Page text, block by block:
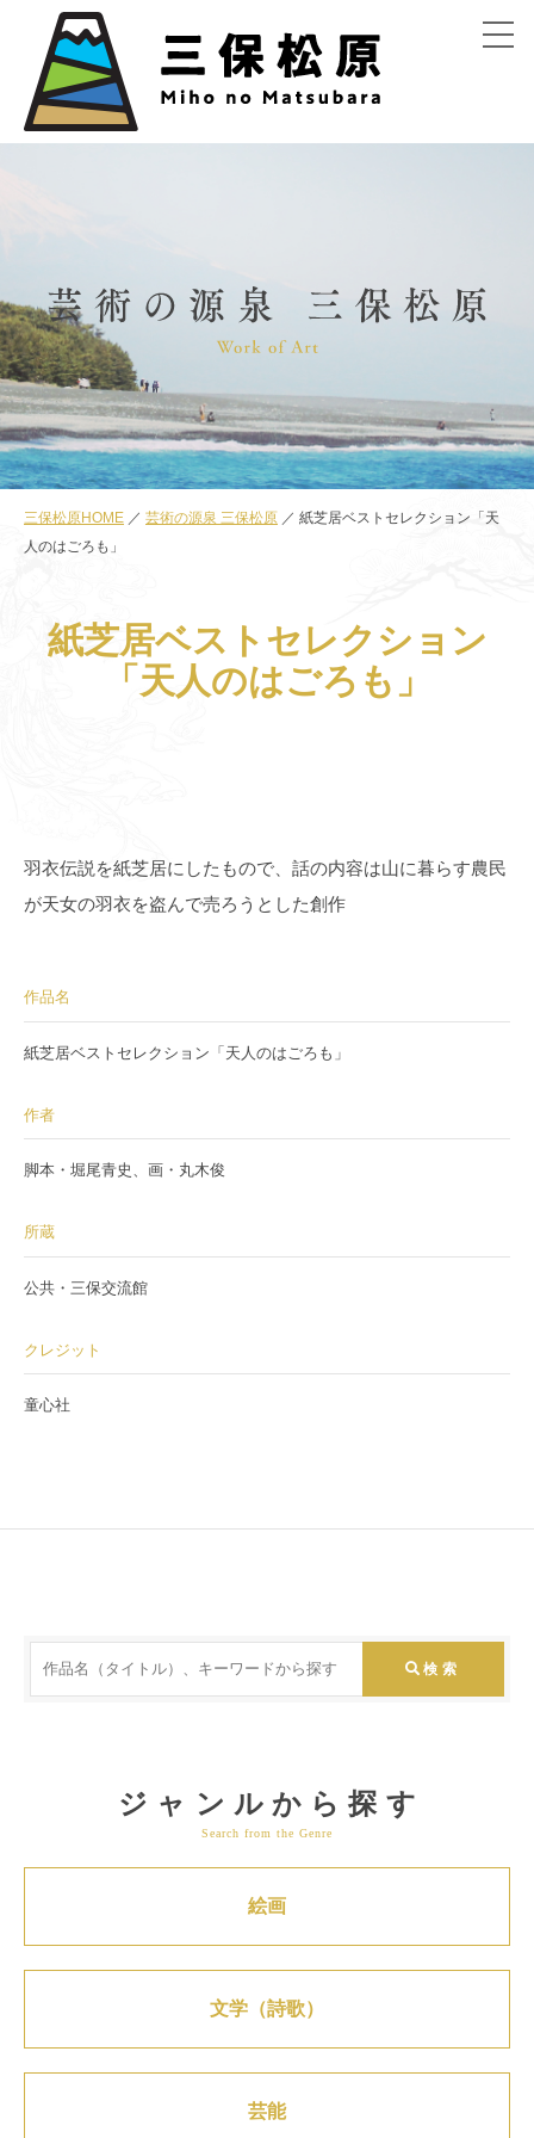
menu
三保松原HOME 芸術の源泉 三保松原
紙芝居ベストセレクション「天
人のはごろも」
紙芝居ベストセレクション
「天人のはごろも」
羽衣伝説を紙芝居にしたもので、話の内容は山に暮らす農民
が天女の羽衣を盗んで売ろうとした創作
作品名
紙芝居ベストセレクション「天人のはごろも」
作者
脚本・堀尾青史、画・丸木俊
所蔵
公共・三保交流館
クレジット
童心社
ジャンルから探す
Search from the Genre
絵画
文学（詩歌）
芸能